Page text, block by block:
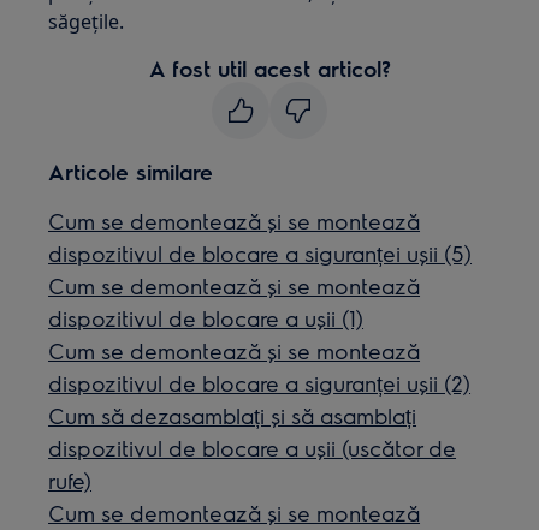
săgețile.
A fost util acest articol?
Articole similare
Cum se demontează și se montează
dispozitivul de blocare a siguranței ușii (5)
Cum se demontează și se montează
dispozitivul de blocare a ușii (1)
Cum se demontează și se montează
dispozitivul de blocare a siguranței ușii (2)
Cum să dezasamblați și să asamblați
dispozitivul de blocare a ușii (uscător de
rufe)
Cum se demontează și se montează